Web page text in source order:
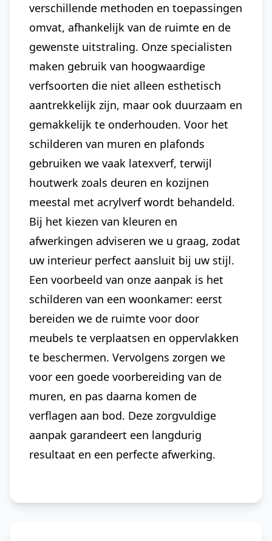
verschillende methoden en toepassingen
omvat, afhankelijk van de ruimte en de
gewenste uitstraling. Onze specialisten
maken gebruik van hoogwaardige
verfsoorten die niet alleen esthetisch
aantrekkelijk zijn, maar ook duurzaam en
gemakkelijk te onderhouden. Voor het
schilderen van muren en plafonds
gebruiken we vaak latexverf, terwijl
houtwerk zoals deuren en kozijnen
meestal met acrylverf wordt behandeld.
Bij het kiezen van kleuren en
afwerkingen adviseren we u graag, zodat
uw interieur perfect aansluit bij uw stijl.
Een voorbeeld van onze aanpak is het
schilderen van een woonkamer: eerst
bereiden we de ruimte voor door
meubels te verplaatsen en oppervlakken
te beschermen. Vervolgens zorgen we
voor een goede voorbereiding van de
muren, en pas daarna komen de
verflagen aan bod. Deze zorgvuldige
aanpak garandeert een langdurig
resultaat en een perfecte afwerking.